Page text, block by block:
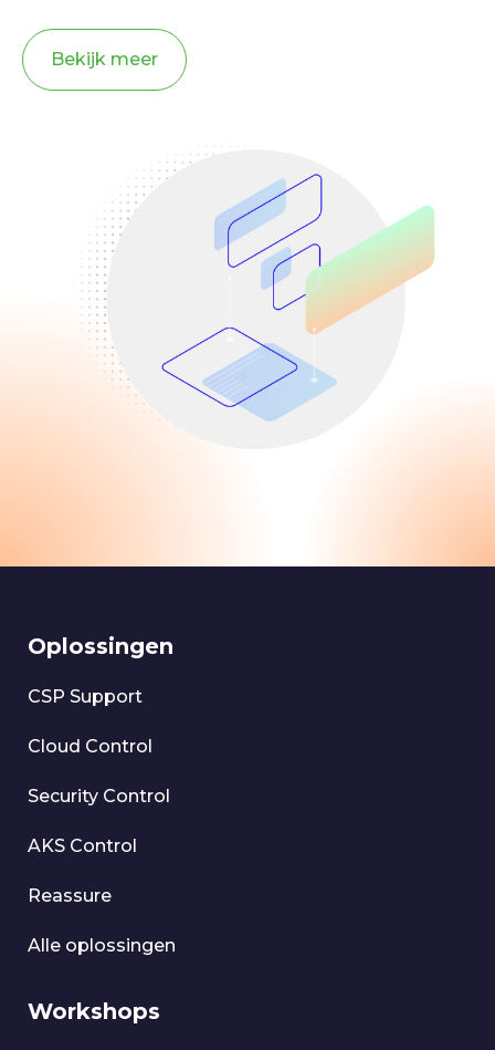
Bekijk meer
Oplossingen
CSP Support
Cloud Control
Security Control
AKS Control
Reassure
Alle oplossingen
Workshops